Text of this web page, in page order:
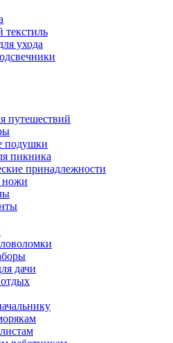
ухода
путешествий
подушки
пикника
принадлежности
ножи
дачи